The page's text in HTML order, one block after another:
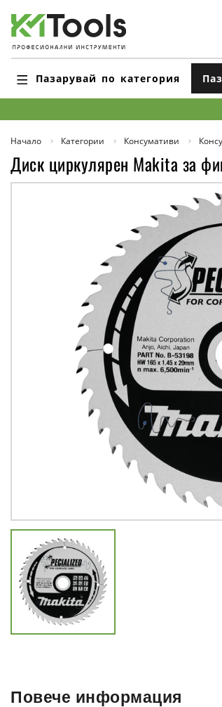
Пазарувай по категория
Начало Категории Консумативи
Диск циркулярен Makita за
Повече информация